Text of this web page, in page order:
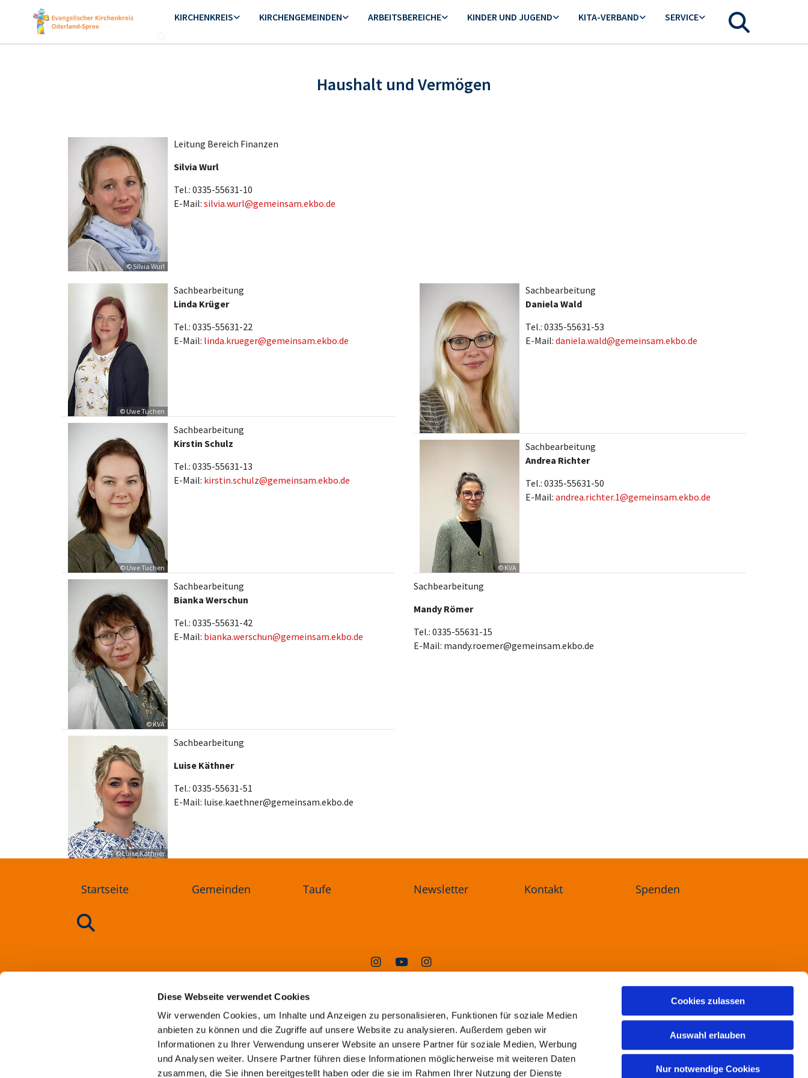
Diese Webseite verwendet Cookies
Wir verwenden Cookies, um Inhalte und Anzeigen zu personalisieren, Funktionen für soziale Medien
anbieten zu können und die Zugriffe auf unsere Website zu analysieren. Außerdem geben wir
Informationen zu Ihrer Verwendung unserer Website an unsere Partner für soziale Medien, Werbung
und Analysen weiter. Unsere Partner führen diese Informationen möglicherweise mit weiteren Daten
zusammen, die Sie ihnen bereitgestellt haben oder die sie im Rahmen Ihrer Nutzung der Dienste
Cookies zulassen
Auswahl erlauben
Nur notwendige Cookies
KIRCHENKREIS KIRCHENGEMEINDEN ARBEITSBEREICHE KINDER UND JUGEND KITA-VERBAND SERVICE
Haushalt und Vermögen
© Silvia Wurl
Leitung Bereich Finanzen
Silvia Wurl
Tel.: 0335-55631-10
E-Mail: silvia.wurl@gemeinsam.ekbo.de
© Uwe Tuchen
Sachbearbeitung
Linda Krüger
Tel.: 0335-55631-22
E-Mail: linda.krueger@gemeinsam.ekbo.de
© Uwe Tuchen
Sachbearbeitung
Kirstin Schulz
Tel.: 0335-55631-13
E-Mail: kirstin.schulz@gemeinsam.ekbo.de
© KVA
Sachbearbeitung
Bianka Werschun
Tel.: 0335-55631-42
E-Mail: bianka.werschun@gemeinsam.ekbo.de
© Luise Käthner
Sachbearbeitung
Luise Käthner
Tel.: 0335-55631-51
E-Mail: luise.kaethner@gemeinsam.ekbo.de
Sachbearbeitung
Daniela Wald
Tel.: 0335-55631-53
E-Mail: daniela.wald@gemeinsam.ekbo.de
© KVA
Sachbearbeitung
Andrea Richter
Tel.: 0335-55631-50
E-Mail: andrea.richter.1@gemeinsam.ekbo.de
Sachbearbeitung
Mandy Römer
Tel.: 0335-55631-15
E-Mail: mandy.roemer@gemeinsam.ekbo.de
Startseite Gemeinden Taufe Newsletter Kontakt Spenden
Steingasse 1a, 15230 Frankfurt (Oder)
superintendentur@ekkos.de
Erklärung zur Barrierefreiheit